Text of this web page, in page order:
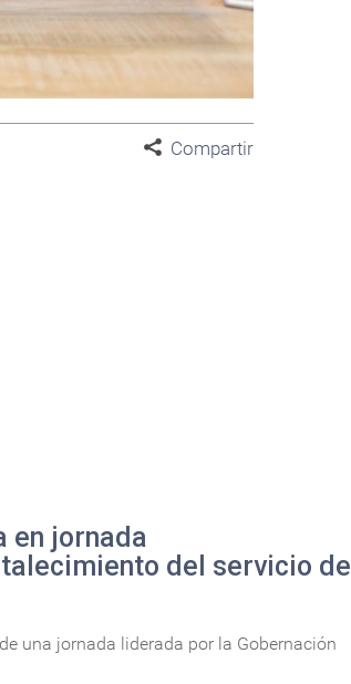
Compartir
en jornada
del servicio de
una jornada liderada por la Gobernación